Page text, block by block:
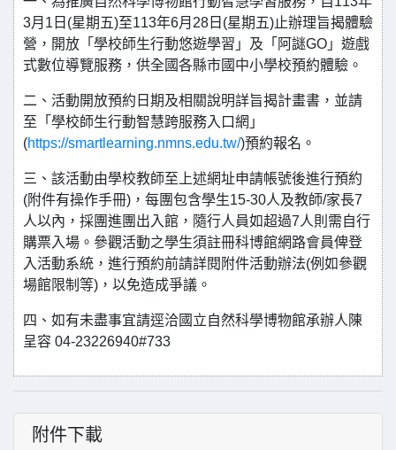
3月1日(星期五)至113年6月28日(星期五)止辦理旨揭體驗
營，開放「學校師生行動悠遊學習」及「阿謎GO」遊戲
式數位導覽服務，供全國各縣市國中小學校預約體驗。
二、活動開放預約日期及相關說明詳旨揭計畫書，並請
至「學校師生行動智慧跨服務入口網」
(https://smartlearning.nmns.edu.tw/)預約報名。
三、該活動由學校教師至上述網址申請帳號後進行預約
(附件有操作手冊)，每團包含學生15-30人及教師/家長7
人以內，採團進團出入館，隨行人員如超過7人則需自行
購票入場。參觀活動之學生須註冊科博館網路會員俾登
入活動系統，進行預約前請詳閱附件活動辦法(例如參觀
場館限制等)，以免造成爭議。
四、如有未盡事宜請逕洽國立自然科學博物館承辦人陳
呈容 04-23226940#733
附件下載